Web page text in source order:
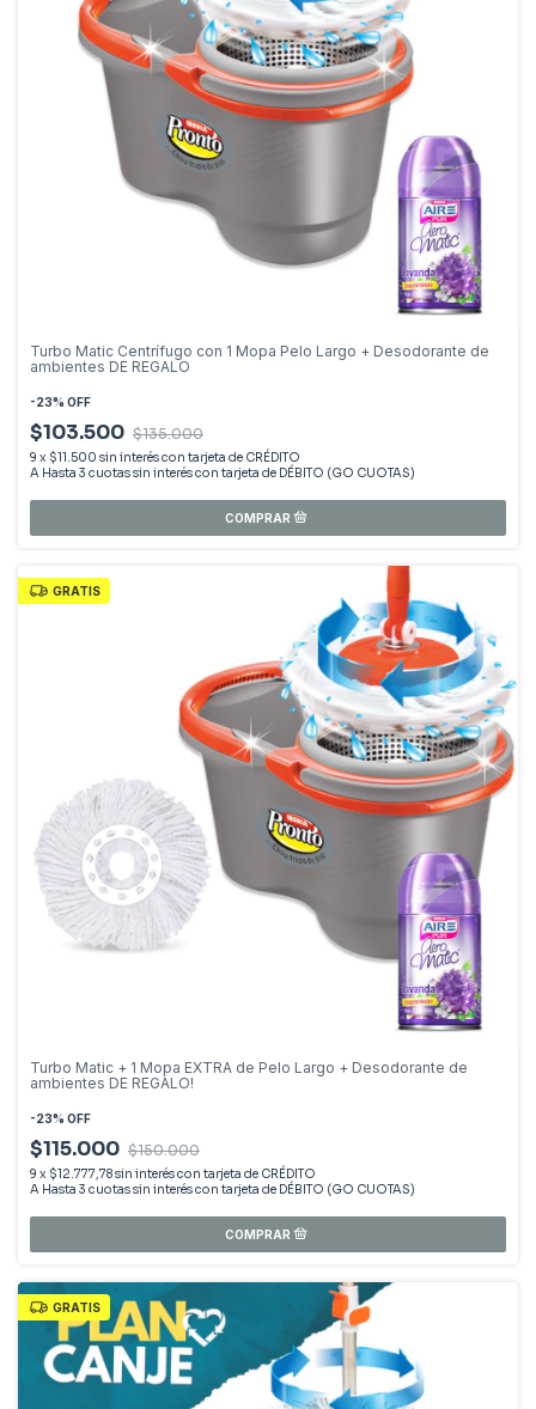
Turbo Matic Centrífugo con 1 Mopa Pelo Largo + Desodorante de
ambientes DE REGALO
-23% OFF
$103.500 $135.000
9 x $11.500 sin interés
GRATIS
Turbo Matic + 1 Mopa EXTRA de Pelo Largo + Desodorante de
ambientes DE REGALO!
-23% OFF
$115.000 $150.000
9 x $12.777,78sin interés
GRATIS